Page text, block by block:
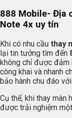
888 Mobile- Địa
Note 4x uy tín
Khi có nhu cầu thay
lại tin tưởng tìm đến
không chỉ được đảm
công khai và nhanh
bảo hành chu đáo
Cụ thể, khi thay màn
được trải nghiệm